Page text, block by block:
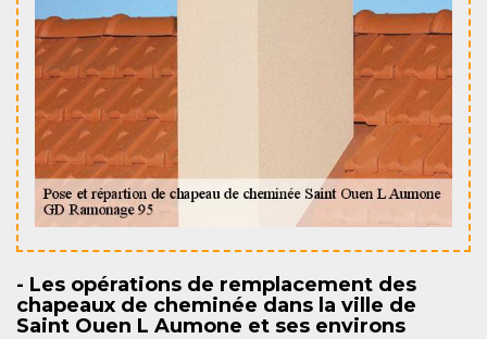
- Les opérations de remplacement des
chapeaux de cheminée dans la ville de
Saint Ouen L Aumone et ses environs